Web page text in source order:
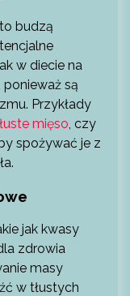
budzą
w diecie na
są
Przykłady
mięso, czy
spożywać je z
jak kwasy
zdrowia
masy
w tłustych